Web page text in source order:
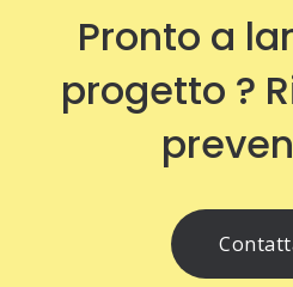
Pronto a
progetto ?